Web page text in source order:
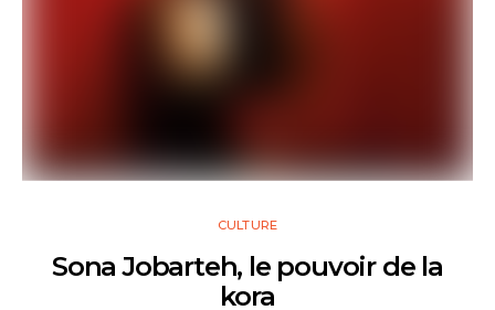
CULTURE
Sona Jobarteh, le pouvoir de la
kora